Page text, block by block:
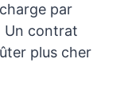
par
Un contrat
plus cher